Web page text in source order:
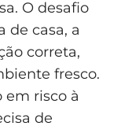
O desafio
de casa, a
correta,
fresco.
em risco à
de